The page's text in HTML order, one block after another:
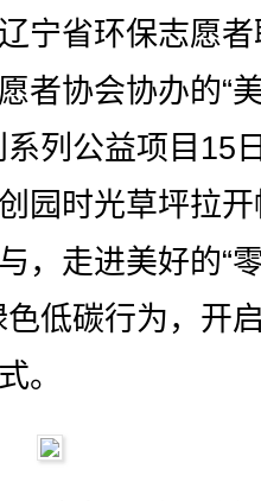
宁省环保志愿
者协会协办的“
系列公益项目15
园时光草坪拉
，走进美好的“
色低碳行为，开
。